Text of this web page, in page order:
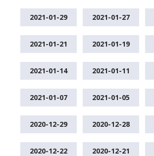
2021-01-29 2021-01-27
2021-01-21 2021-01-19
2021-01-14 2021-01-11
2021-01-07 2021-01-05
2020-12-29 2020-12-28
2020-12-22 2020-12-21